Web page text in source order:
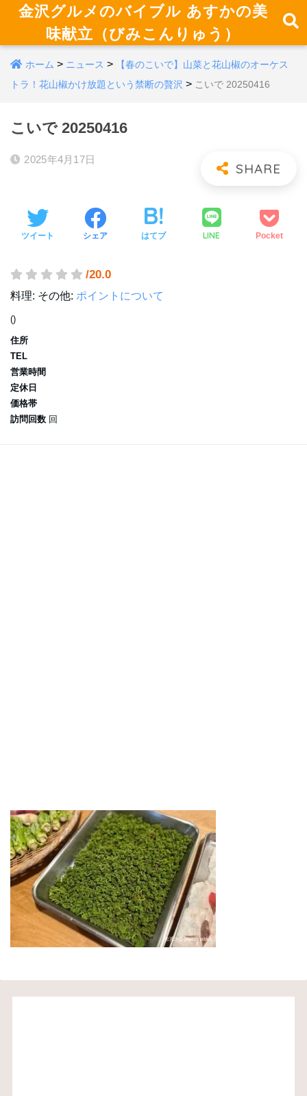
金沢グルメのバイブル あすかの美
味献立（びみこんりゅう）
ホーム > ニュース >
【春のこいで】山菜と花山椒のオーケス
トラ！花山椒かけ放題という禁断の贅沢 > こいで 20250416
こいで 20250416
2025年4月17日
ツイート シェア はてブ LINE Pocket
/20.0
料理: その他: ポイントについて
()
住所
TEL
営業時間
定休日
価格帯
訪問回数 回